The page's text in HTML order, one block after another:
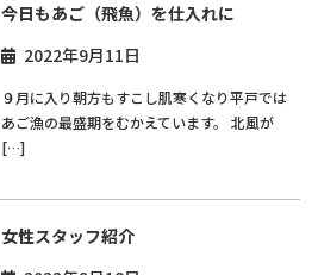
今日もあご（飛魚）を仕入れに
2022年9月11日
９月に入り朝方もすこし肌寒くなり平戸では
あご漁の最盛期をむかえています。 北風が
[…]
女性スタッフ紹介